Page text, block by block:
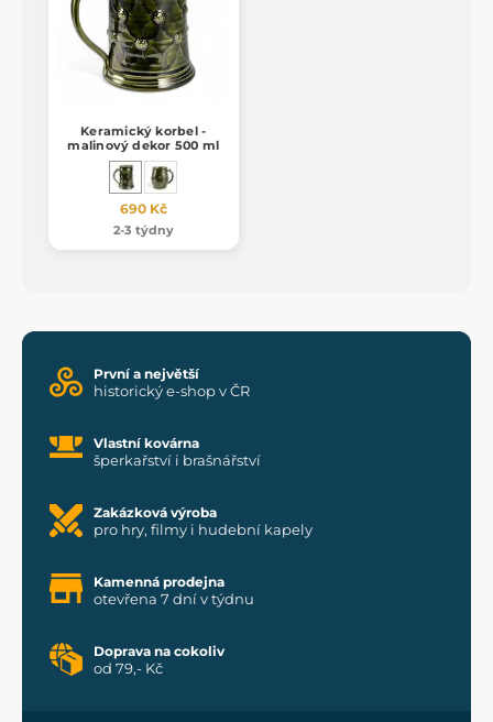
Keramický korbel -
malinový dekor 500 ml
690 Kč
2-3 týdny
První a největší
historický e-shop v ČR
Vlastní kovárna
šperkařství i brašnářství
Zakázková výroba
pro hry, filmy i hudební kapely
Kamenná prodejna
otevřena 7 dní v týdnu
Doprava na cokoliv
od 79,- Kč